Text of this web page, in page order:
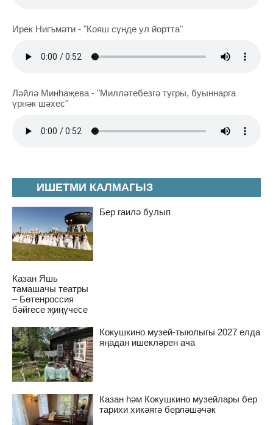
ИШЕТМИ КАЛМАГЫЗ
Бер гаилә булып
Казан Яшь
тамашачы театры
– Бөтенроссия
бәйгесе җиңүчесе
Кокушкино музей-тыюлыгы 2027 елда
яңадан ишекләрен ача
Казан һәм Кокушкино музейлары бер
тарихи хикәягә берләшәчәк
Ирек Нигъмәти - "Кояш сүнде ул йортта"
Ләйлә Минһаҗева - "Милләтебезгә тугры, буыннарга
үрнәк шәхес"